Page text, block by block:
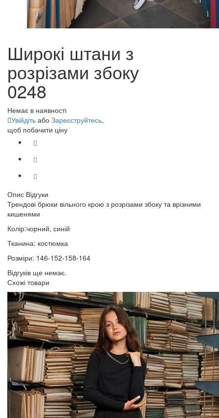
Широкі штани з
розрізами збоку
0248
Немає в наявності
Увійдіть або Зареєструйтесь,
щоб побачити ціну
Опис Відгуки
Трендові брюки вільного крою з розрізами збоку та врізними
кишенями
Колір:чорний, синій
Тканина: костюмка
Розміри: 146-152-158-164
Відгуків ще немає.
Схожі товари